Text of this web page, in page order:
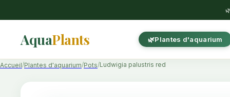
AquaPlants Plantes d'aquarium
Accueil Plantes d'aquarium Pots Ludwigia palustris red